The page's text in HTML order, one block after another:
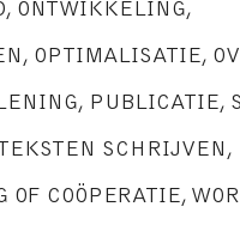
, ONTWIKKELING,
, OPTIMALISATIE,
, PUBLICATIE,
SCHRIJVEN ,
OF COÖPERATIE,